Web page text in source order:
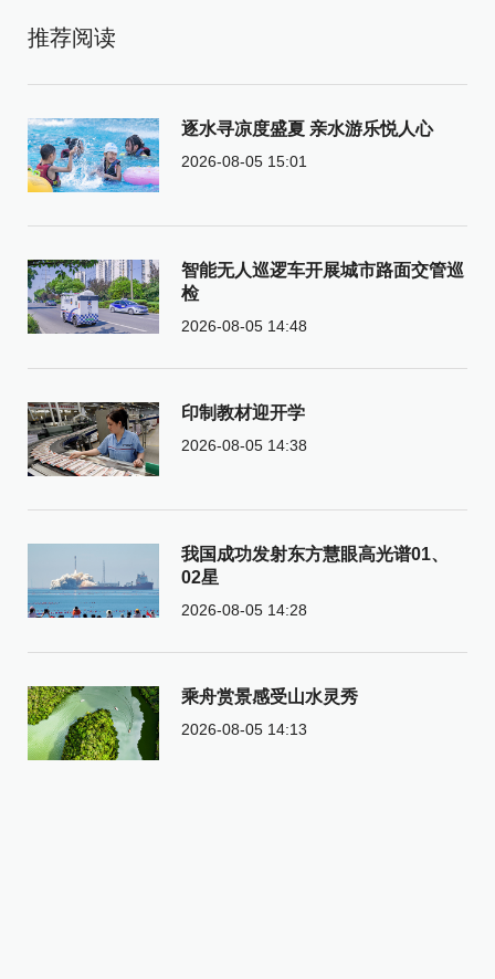
推荐阅读
逐水寻凉度盛夏 亲水游乐悦人心
2026-08-05 15:01
智能无人巡逻车开展城市路面交管巡
检
2026-08-05 14:48
印制教材迎开学
2026-08-05 14:38
我国成功发射东方慧眼高光谱01、
02星
2026-08-05 14:28
乘舟赏景感受山水灵秀
2026-08-05 14:13